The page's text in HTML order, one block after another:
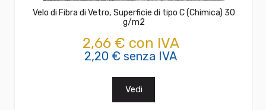
Velo di Fibra di Vetro, Superficie di tipo C (Chimica) 30
g/m2
2,66 € con IVA
2,20 € senza IVA
Vedi